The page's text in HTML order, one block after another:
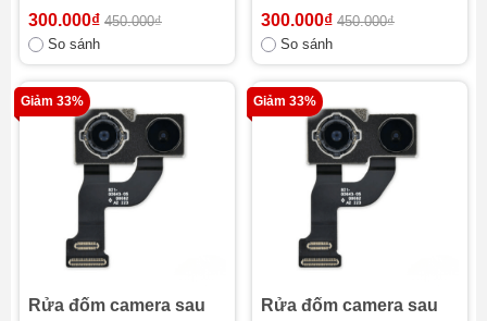
300.000₫ 450.000₫
So sánh
300.000₫ 450.000₫
So sánh
Giảm 33%
Rửa đốm camera sau
Giảm 33%
Rửa đốm camera sau